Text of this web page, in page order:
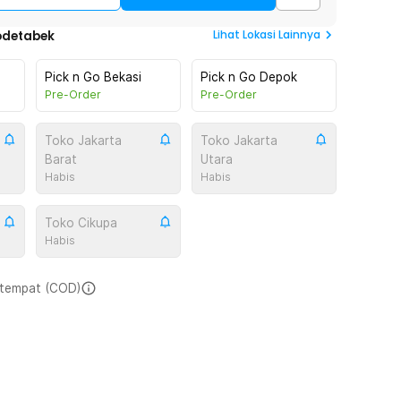
Lihat Lokasi Lainnya
Pick n Go Bekasi
Pre-Order
Pick n Go Depok
Pre-Order
Toko Jakarta
Barat
Habis
Toko Jakarta
Utara
Habis
Toko Cikupa
Habis
(COD)